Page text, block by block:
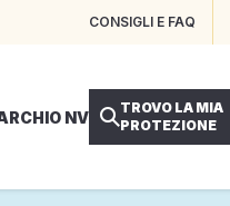
CONSIGLI E FAQ
NV
TROVO LA MIA
PROTEZIONE